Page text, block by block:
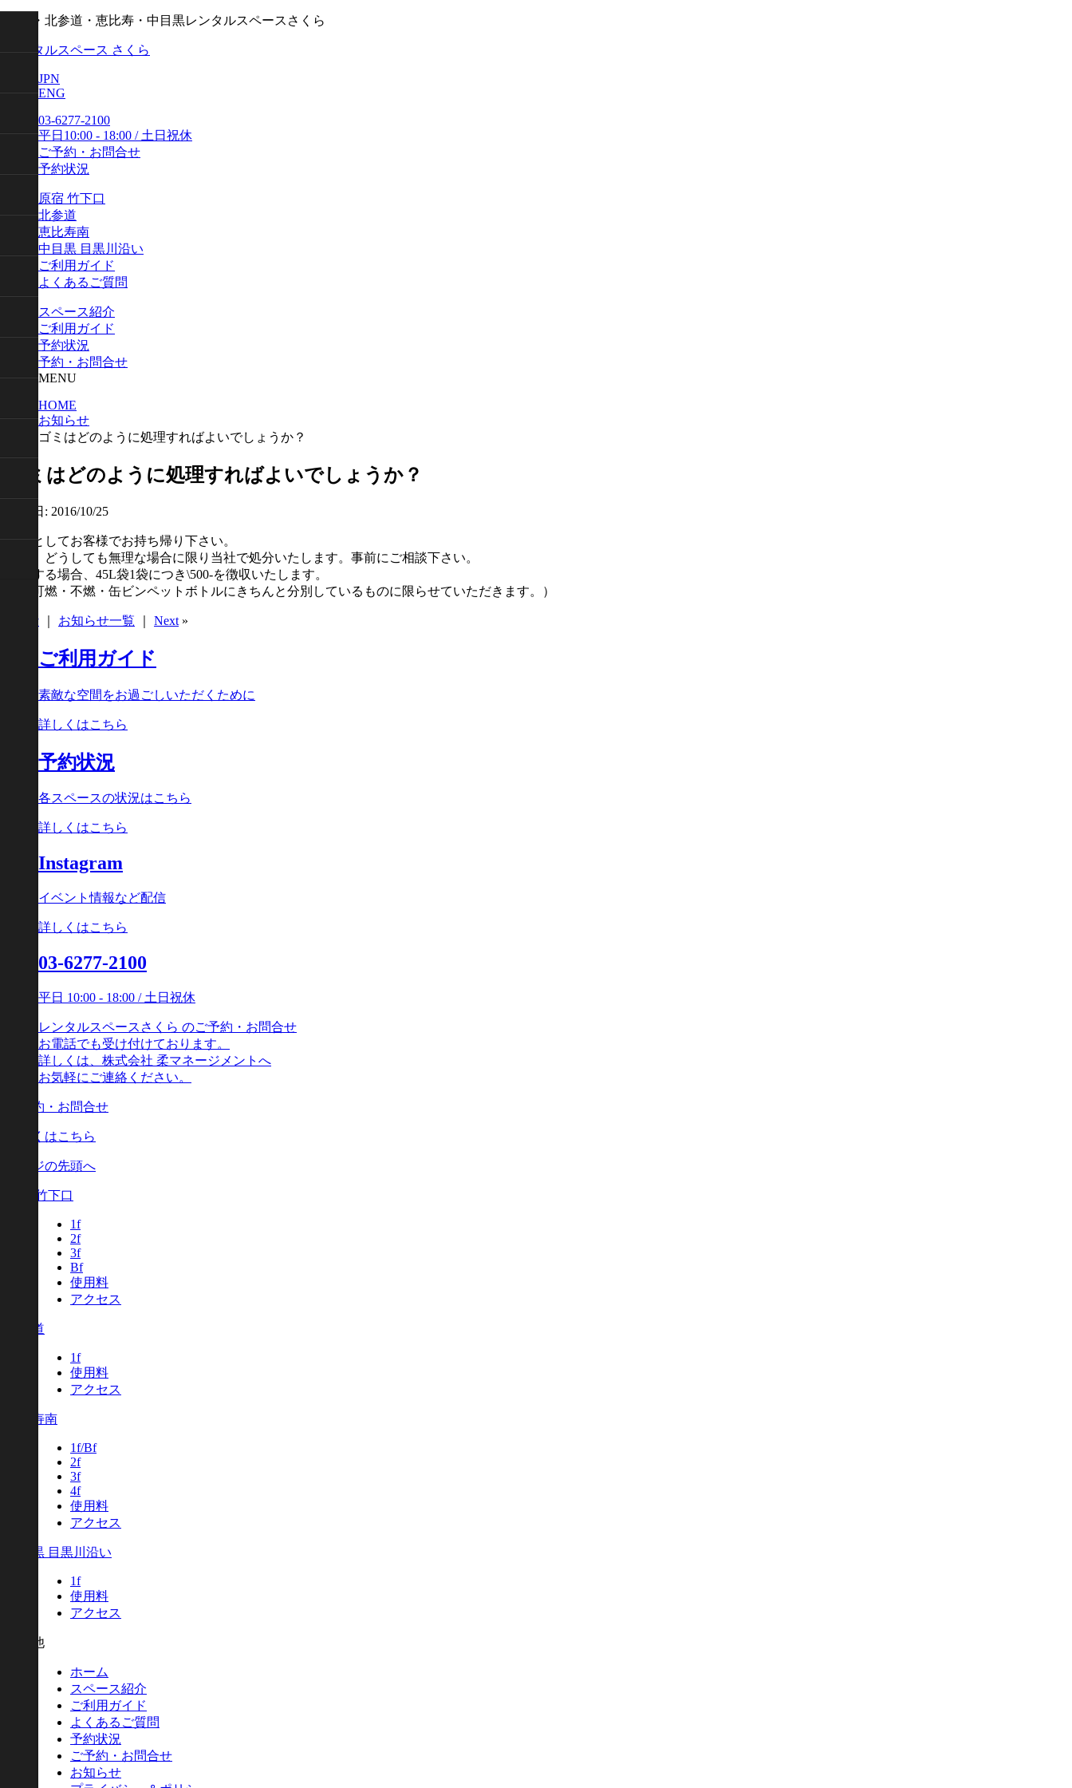
原宿・北参道・恵比寿・中目黒レンタルスペースさくら
レンタルスペース さくら
JPN
ENG
03-6277-2100
平日10:00 - 18:00 / 土日祝休
ご予約・お問合せ
予約状況
原宿 竹下口
北参道
恵比寿南
中目黒 目黒川沿い
ご利用ガイド
よくあるご質問
スペース紹介
ご利用ガイド
予約状況
予約・お問合せ
MENU
HOME
お知らせ
ゴミはどのように処理すればよいでしょうか？
ゴミはどのように処理すればよいでしょうか？
公開日: 2016/10/25
原則としてお客様でお持ち帰り下さい。
但し、どうしても無理な場合に限り当社で処分いたします。事前にご相談下さい。
処分する場合、45L袋1袋につき\500-を徴収いたします。
（※可燃・不燃・缶ビンペットボトルにきちんと分別しているものに限らせていただきます。）
Prev お知らせ一覧 Next »
ご利用ガイド
素敵な空間をお過ごしいただくために
詳しくはこちら
予約状況
各スペースの状況はこちら
詳しくはこちら
Instagram
イベント情報など配信
詳しくはこちら
03-6277-2100
平日 10:00 - 18:00 / 土日祝休
レンタルスペースさくら のご予約・お問合せ
お電話でも受け付けております。
詳しくは、株式会社 柔マネージメントへ
お気軽にご連絡ください。
ご予約・お問合せ
詳しくはこちら
ページの先頭へ
原宿 竹下口
1f
2f
3f
Bf
使用料
アクセス
北参道
1f
使用料
アクセス
恵比寿南
1f/Bf
2f
3f
4f
使用料
アクセス
中目黒 目黒川沿い
1f
使用料
アクセス
その他
ホーム
スペース紹介
ご利用ガイド
よくあるご質問
予約状況
ご予約・お問合せ
お知らせ